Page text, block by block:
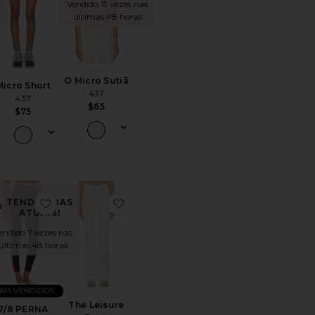
Short
437
$75
Vendido 15 vezes nas
últimas 48 horas
O Micro Sutiã
437
$65
The Double Sports BraLayered High Waisted Midi Legging
TENDÊNCIAS
ATUAIS!
7 vezes nas
últimas 48 horas
8 PERNA
VENDIDOS
favorito7/8 PERNA MONAH HIGH WAIST RIGOR
The Leisure